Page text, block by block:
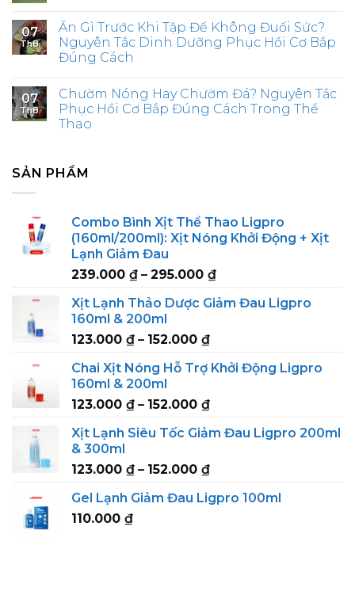
07
Th8
Ăn Gì Trước Khi Tập Để Không Đuối Sức?
Nguyên Tắc Dinh Dưỡng Phục Hồi Cơ Bắp
Đúng Cách
07
Th8
Chườm Nóng Hay Chườm Đá? Nguyên Tắc
Phục Hồi Cơ Bắp Đúng Cách Trong Thể
Thao
SẢN PHẨM
Combo Bình Xịt Thể Thao Ligpro
(160ml/200ml): Xịt Nóng Khởi Động + Xịt
Lạnh Giảm Đau
239.000 ₫ – 295.000 ₫Price
239.000 ₫
Xịt Lạnh Thảo Dược Giảm Đau Ligpro
160ml & 200ml
123.000 ₫ – 152.000 ₫Price
123.000 ₫
152.000 ₫
Chai Xịt Nóng Hỗ Trợ Khởi Động Ligpro
160ml & 200ml
123.000 ₫ – 152.000 ₫Price
123.000 ₫
152.000 ₫
Xịt Lạnh Siêu Tốc Giảm Đau Ligpro 200ml
& 300ml
123.000 ₫ – 152.000 ₫Price
123.000 ₫
Gel Lạnh Giảm Đau Ligpro 100ml
110.000 ₫